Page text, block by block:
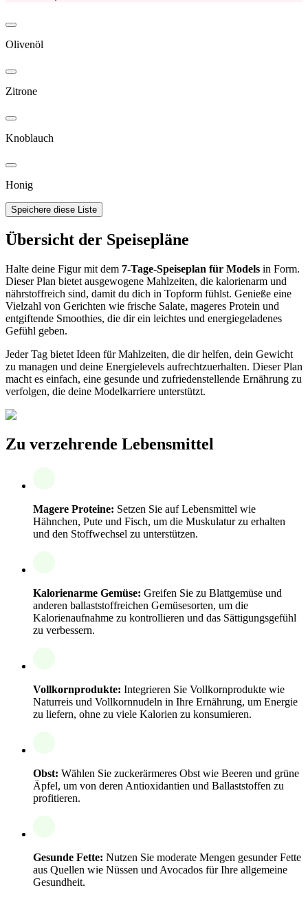
Olivenöl
Zitrone
Knoblauch
Honig
Speichere diese Liste
Übersicht der Speisepläne
Halte deine Figur mit dem 7-Tage-Speiseplan für Models in Form.
Dieser Plan bietet ausgewogene Mahlzeiten, die kalorienarm und
nährstoffreich sind, damit du dich in Topform fühlst. Genieße eine
Vielzahl von Gerichten wie frische Salate, mageres Protein und
entgiftende Smoothies, die dir ein leichtes und energiegeladenes
Gefühl geben.
Jeder Tag bietet Ideen für Mahlzeiten, die dir helfen, dein Gewicht
zu managen und deine Energielevels aufrechtzuerhalten. Dieser Plan
macht es einfach, eine gesunde und zufriedenstellende Ernährung zu
verfolgen, die deine Modelkarriere unterstützt.
Zu verzehrende Lebensmittel
Magere Proteine: Setzen Sie auf Lebensmittel wie
Hähnchen, Pute und Fisch, um die Muskulatur zu erhalten
und den Stoffwechsel zu unterstützen.
Kalorienarme Gemüse: Greifen Sie zu Blattgemüse und
anderen ballaststoffreichen Gemüsesorten, um die
Kalorienaufnahme zu kontrollieren und das Sättigungsgefühl
zu verbessern.
Vollkornprodukte: Integrieren Sie Vollkornprodukte wie
Naturreis und Vollkornnudeln in Ihre Ernährung, um Energie
zu liefern, ohne zu viele Kalorien zu konsumieren.
Obst: Wählen Sie zuckerärmeres Obst wie Beeren und grüne
Äpfel, um von deren Antioxidantien und Ballaststoffen zu
profitieren.
Gesunde Fette: Nutzen Sie moderate Mengen gesunder Fette
aus Quellen wie Nüssen und Avocados für Ihre allgemeine
Gesundheit.